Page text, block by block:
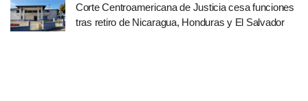
Corte Centroamericana de Justicia cesa funciones
tras retiro de Nicaragua, Honduras y El Salvador